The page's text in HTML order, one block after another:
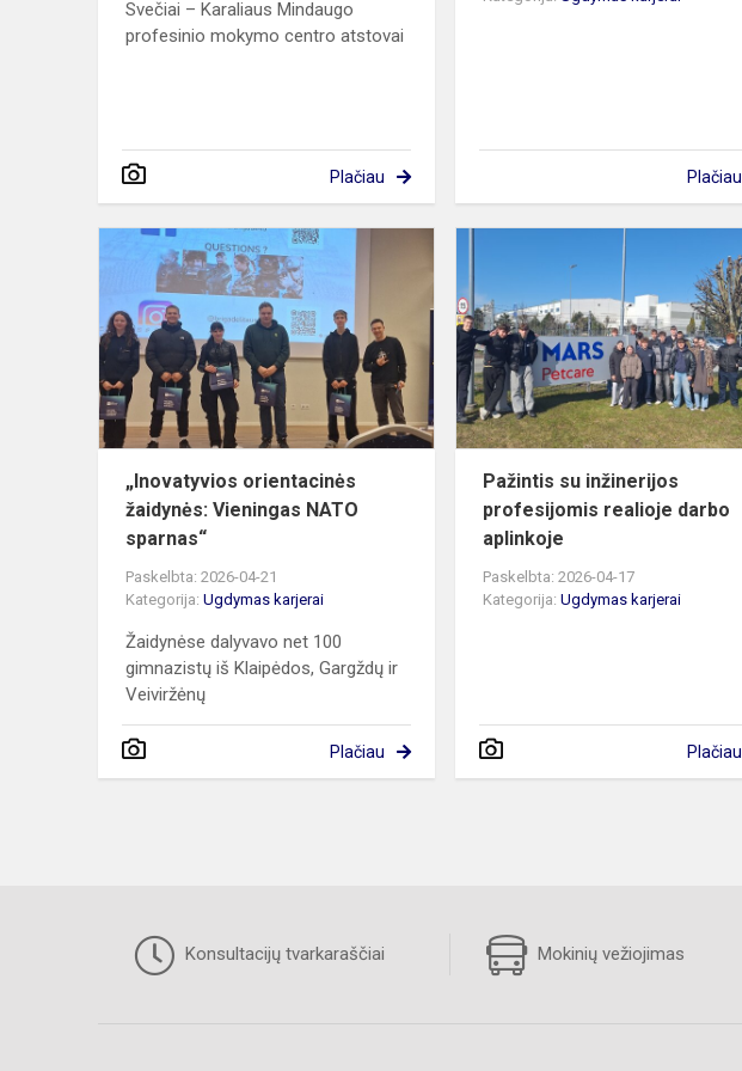
Svečiai – Karaliaus Mindaugo
profesinio mokymo centro atstovai
Plačiau Plačiau
žaidynės:
Vieningas
NATO
sparnas“
„Inovatyvios orientacinės
žaidynės: Vieningas NATO
sparnas“
Paskelbta: 2026-04-21
Kategorija: Ugdymas karjerai
Žaidynėse dalyvavo net 100
gimnazistų iš Klaipėdos, Gargždų ir
Veiviržėnų
Plačiau
Pažintis su inžinerijos
profesijomis realioje darbo
aplinkoje
Paskelbta: 2026-04-17
Kategorija:Ugdymas karjerai
Plačiau
Konsultacijų tvarkaraščiai Mokinių vežiojimas